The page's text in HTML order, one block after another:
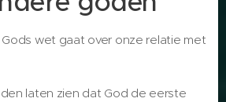
wet gaat over onze relatie met
laten zien dat God de eerste